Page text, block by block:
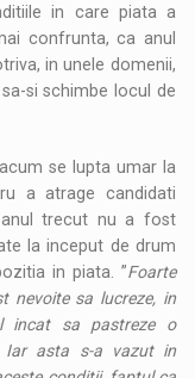
in care piata a
confrunta, ca anul
in unele domenii,
si schimbe locul de
se lupta umar la
a atrage candidati
trecut nu a fost
la inceput de drum
in piata. ”Foarte
nevoite sa lucreze, in
incat sa pastreze o
Iar asta s-a vazut in